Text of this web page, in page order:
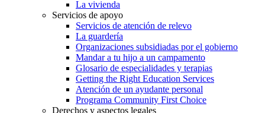
La vivienda
Servicios de apoyo
Servicios de atención de relevo
La guardería
Organizaciones subsidiadas por el gobierno
Mandar a tu hijo a un campamento
Glosario de especialidades y terapias
Getting the Right Education Services
Atención de un ayudante personal
Programa Community First Choice
Derechos y aspectos legales